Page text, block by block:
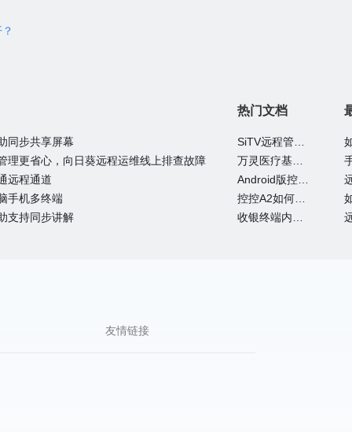
同步共享屏幕
理更省心，向日葵远程运维线上排查故障
远程通道
手机多终端
支持同步讲解
热门文档
友情链接